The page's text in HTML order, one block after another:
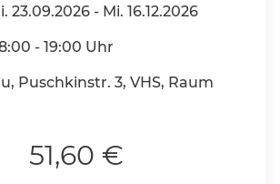
23.09.2026 - Mi. 16.12.2026
- 19:00 Uhr
Puschkinstr. 3, VHS, Raum
51,60 €